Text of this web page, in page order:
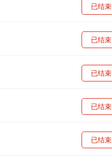
已结束
已结束
已结束
已结束
已结束